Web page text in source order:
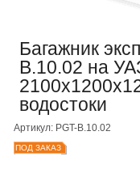
Багажник
B.10.02 на
водостоки
Артикул: PGT-B.10.02
ПОД ЗАКАЗ